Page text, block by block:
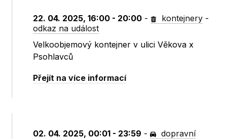
22. 04. 2025, 16:00 - 20:00 - kontejnery -
odkaz na událost
Velkoobjemový kontejner v ulici Věkova x
Psohlavců
Přejít na více informací
02. 04. 2025, 00:01 - 23:59 -
dopravní